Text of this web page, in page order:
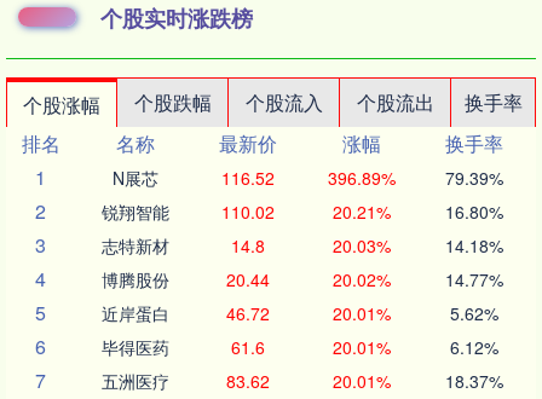
个股实时涨跌榜
个股涨幅 个股跌幅 个股流入 个股流出
换手率
排名
名称 最新价 涨幅
换手率
1
N展芯 116.52 396.89% 79.39%
2 锐翔智能 110.02 20.21% 16.80%
3 志特新材 14.8 20.03% 14.18%
4 博腾股份 20.44 20.02% 14.77%
5 近岸蛋白 46.72 20.01% 5.62%
6 毕得医药 61.6 20.01% 6.12%
7 五洲医疗 83.62 20.01% 18.37%